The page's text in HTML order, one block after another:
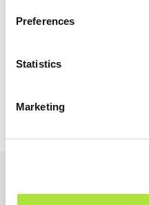
Preferences
Statistics
Marketing
Een licentie is niet vereist
FTE.
Het tarief voor werkplek met
De tarieven gelden per
vragen. Licenties voor
worden gefactureerd.